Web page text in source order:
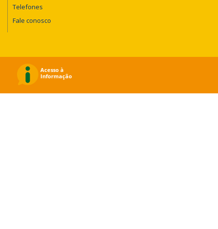
Telefones
Fale conosco